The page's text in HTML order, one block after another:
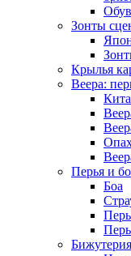
Зонты
Крылья
Веера:
Перья и
Боа